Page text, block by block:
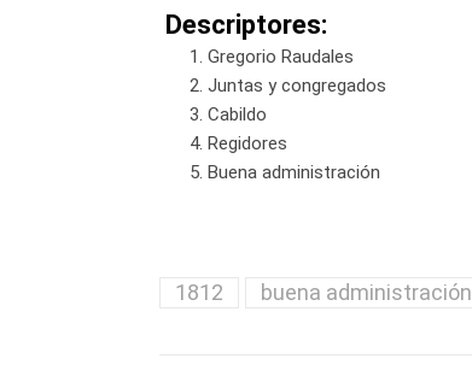
Descriptores:
Gregorio Raudales
Juntas y congregados
Cabildo
Regidores
Buena administración
1812 buena administración